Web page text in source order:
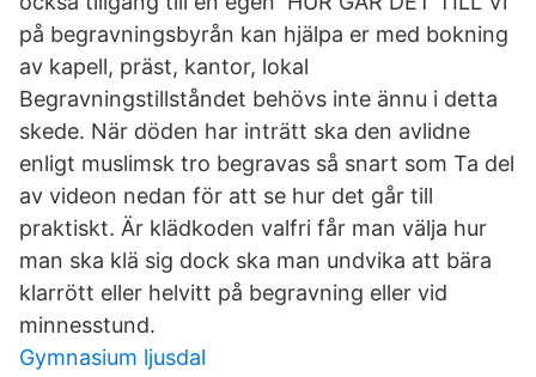
på begravningsbyrån kan hjälpa er med bokning
av kapell, präst, kantor, lokal
Begravningstillståndet behövs inte ännu i detta
skede. När döden har inträtt ska den avlidne
enligt muslimsk tro begravas så snart som Ta del
av videon nedan för att se hur det går till
praktiskt. Är klädkoden valfri får man välja hur
man ska klä sig dock ska man undvika att bära
klarrött eller helvitt på begravning eller vid
minnesstund.
Gymnasium ljusdal